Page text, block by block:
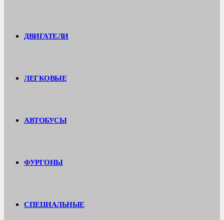
ДВИГАТЕЛИ
ЛЕГКОВЫЕ
АВТОБУСЫ
ФУРГОНЫ
СПЕЦИАЛЬНЫЕ